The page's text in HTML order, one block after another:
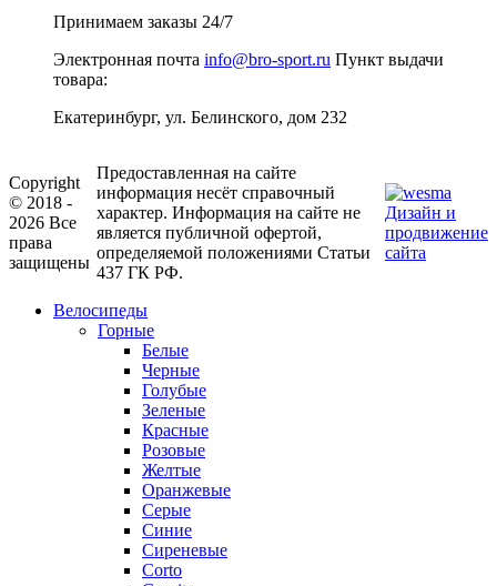
Принимаем заказы 24/7
Электронная почта info@bro-sport.ru Пункт выдачи
товара:
Екатеринбург, ул. Белинского, дом 232
Copyright
© 2018 -
2026 Все
права
защищены
Предоставленная на сайте
информация несёт справочный
характер. Информация на сайте не
является публичной офертой,
определяемой положениями Статьи
437 ГК РФ.
Дизайн и
продвижение
сайта
Велосипеды
Горные
Белые
Черные
Голубые
Зеленые
Красные
Розовые
Желтые
Оранжевые
Серые
Синие
Сиреневые
Corto